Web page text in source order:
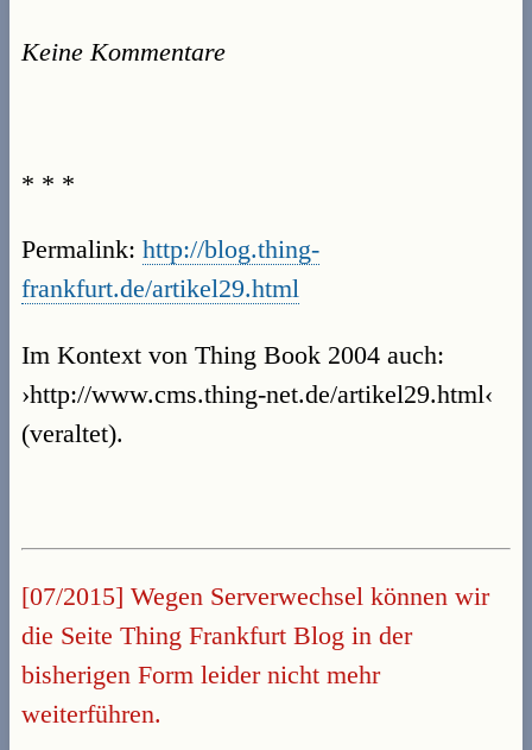
Keine Kommentare
* * *
Permalink: http://blog.thing-
frankfurt.de/artikel29.html
Im Kontext von Thing Book 2004 auch:
›http://www.cms.thing-net.de/artikel29.html‹
(veraltet).
[07/2015] Wegen Serverwechsel können wir
die Seite Thing Frankfurt Blog in der
bisherigen Form leider nicht mehr
weiterführen.